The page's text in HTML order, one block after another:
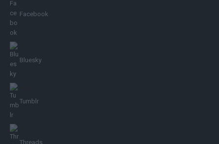
Facebook
Bluesky
Tumblr
Threads